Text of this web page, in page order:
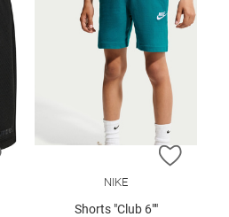
ZUR WUNSCHLISTE HINZUFÜGEN
ZUR
NIKE
Shorts "Club 6""